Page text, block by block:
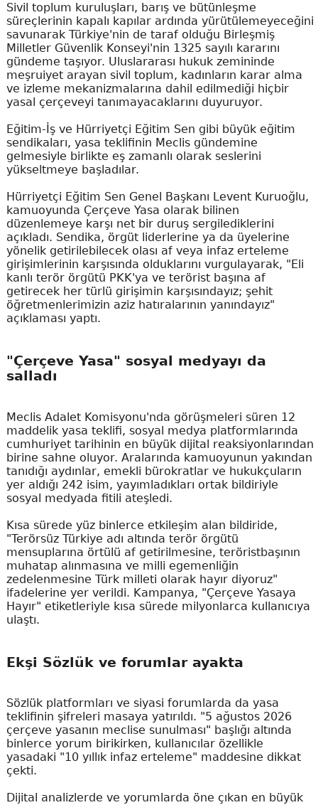
Sivil toplum kuruluşları, barış ve bütünleşme
süreçlerinin kapalı kapılar ardında yürütülemeyeceğini
savunarak Türkiye'nin de taraf olduğu Birleşmiş
Milletler Güvenlik Konseyi'nin 1325 sayılı kararını
gündeme taşıyor. Uluslararası hukuk zemininde
meşruiyet arayan sivil toplum, kadınların karar alma
ve izleme mekanizmalarına dahil edilmediği hiçbir
yasal çerçeveyi tanımayacaklarını duyuruyor.
Eğitim-İş ve Hürriyetçi Eğitim Sen gibi büyük eğitim
sendikaları, yasa teklifinin Meclis gündemine
gelmesiyle birlikte eş zamanlı olarak seslerini
yükseltmeye başladılar.
Hürriyetçi Eğitim Sen Genel Başkanı Levent Kuruoğlu,
kamuoyunda Çerçeve Yasa olarak bilinen
düzenlemeye karşı net bir duruş sergilediklerini
açıkladı. Sendika, örgüt liderlerine ya da üyelerine
yönelik getirilebilecek olası af veya infaz erteleme
girişimlerinin karşısında olduklarını vurgulayarak, "Eli
kanlı terör örgütü PKK'ya ve terörist başına af
getirecek her türlü girişimin karşısındayız; şehit
öğretmenlerimizin aziz hatıralarının yanındayız"
açıklaması yaptı.
"Çerçeve Yasa" sosyal medyayı da
salladı
Meclis Adalet Komisyonu'nda görüşmeleri süren 12
maddelik yasa teklifi, sosyal medya platformlarında
cumhuriyet tarihinin en büyük dijital reaksiyonlarından
birine sahne oluyor. Aralarında kamuoyunun yakından
tanıdığı aydınlar, emekli bürokratlar ve hukukçuların
yer aldığı 242 isim, yayımladıkları ortak bildiriyle
sosyal medyada fitili ateşledi.
Kısa sürede yüz binlerce etkileşim alan bildiride,
"Terörsüz Türkiye adı altında terör örgütü
mensuplarına örtülü af getirilmesine, teröristbaşının
muhatap alınmasına ve milli egemenliğin
zedelenmesine Türk milleti olarak hayır diyoruz"
ifadelerine yer verildi. Kampanya, "Çerçeve Yasaya
Hayır" etiketleriyle kısa sürede milyonlarca kullanıcıya
ulaştı.
Ekşi Sözlük ve forumlar ayakta
Sözlük platformları ve siyasi forumlarda da yasa
teklifinin şifreleri masaya yatırıldı. "5 ağustos 2026
çerçeve yasanın meclise sunulması" başlığı altında
binlerce yorum birikirken, kullanıcılar özellikle
yasadaki "10 yıllık infaz erteleme" maddesine dikkat
çekti.
Dijital analizlerde ve yorumlarda öne çıkan en büyük